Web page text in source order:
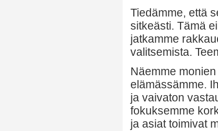
Tiedämme, että
sitkeästi. Tämä
jatkamme
valitsemista.
Näemme
elämässämme.
ja vaivaton
fokuksemme
ja asiat toimivat